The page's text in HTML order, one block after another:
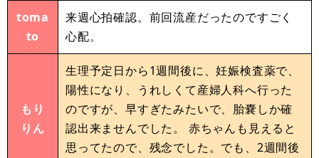
toma
to
来週心拍確認。前回流産だったのですごく
心配。
もり
りん
生理予定日から1週間後に、妊娠検査薬で、
陽性になり、うれしくて産婦人科へ行った
のですが、早すぎたみたいで、胎嚢しか確
認出来ませんでした。 赤ちゃんも見えると
思ってたので、残念でした。でも、2週間後